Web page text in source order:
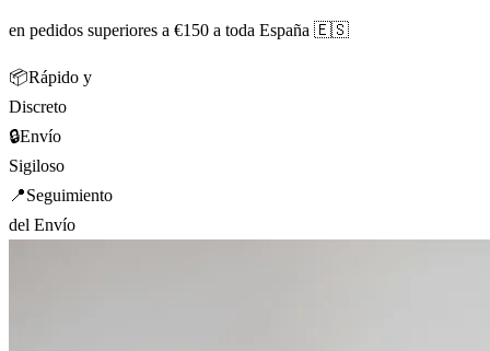
en pedidos superiores a €150 a toda España 🇪🇸
📦Rápido y
Discreto
🔒Envío
Sigiloso
📍Seguimiento
del Envío